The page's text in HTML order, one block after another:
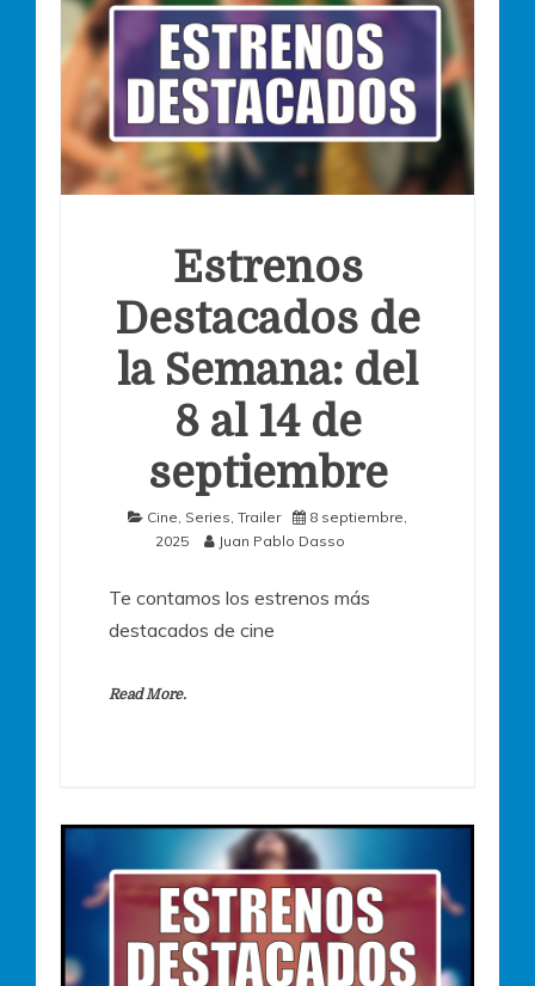
Estrenos
Destacados de
la Semana: del
8 al 14 de
septiembre
Cine Series Trailer
8 septiembre,
2025
Juan Pablo Dasso
Te contamos los estrenos más
destacados de cine
Read More.